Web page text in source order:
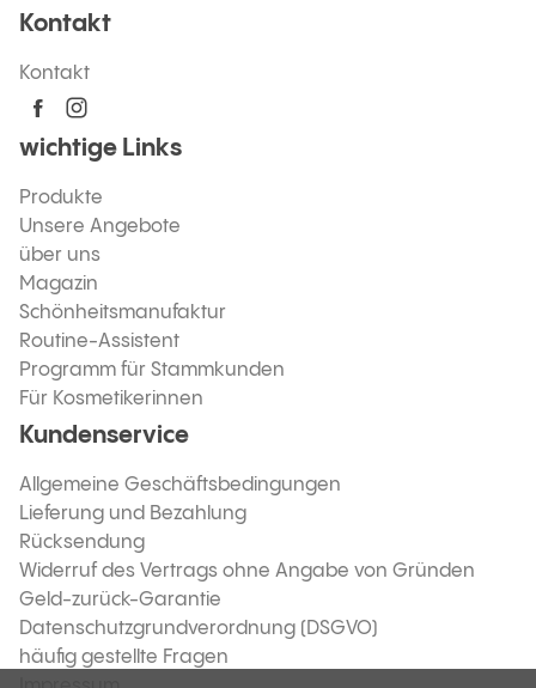
Kontakt
Kontakt
wichtige Links
Produkte
Unsere Angebote
über uns
Magazin
Schönheitsmanufaktur
Routine-Assistent
Programm für Stammkunden
Für Kosmetikerinnen
Kundenservice
Allgemeine Geschäftsbedingungen
Lieferung und Bezahlung
Rücksendung
Widerruf des Vertrags ohne Angabe von Gründen
Geld-zurück-Garantie
Datenschutzgrundverordnung (DSGVO)
häufig gestellte Fragen